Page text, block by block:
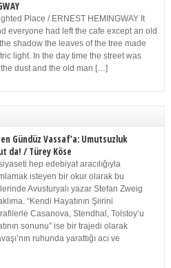
Place / ERNEST HEMINGWAY It
everyone had left the cafe except an old
shadow the leaves of the tree made
light. In the day time the street was
dust and the old man […]
Gündüz Vassaf’a: Umutsuzluk
da! / Türey Köse
hep edebiyat aracılığıyla
isteyen bir okur olarak bu
Avusturyalı yazar Stefan Zweig
“Kendi Hayatının Şiirini
Casanova, Stendhal, Tolstoy’u
sonunu” ise bir trajedi olarak
ruhunda yarattığı acı ve